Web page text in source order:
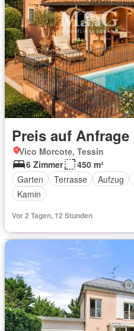
Preis auf Anfrage
Vico Morcote, Tessin
6 Zimmer
450 m²
Garten
Terrasse Aufzug
Kamin
Vor 2 Tagen, 12 Stunden